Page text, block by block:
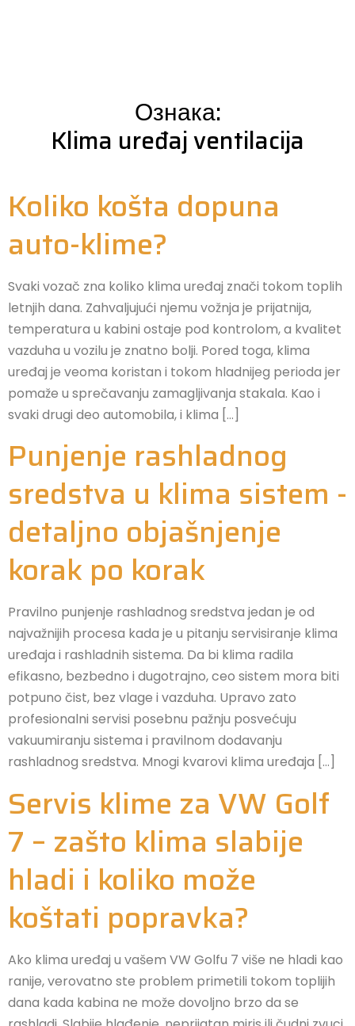
Ознака:
Klima uređaj ventilacija
Koliko košta dopuna
auto-klime?
Svaki vozač zna koliko klima uređaj znači tokom toplih
letnjih dana. Zahvaljujući njemu vožnja je prijatnija,
temperatura u kabini ostaje pod kontrolom, a kvalitet
vazduha u vozilu je znatno bolji. Pored toga, klima
uređaj je veoma koristan i tokom hladnijeg perioda jer
pomaže u sprečavanju zamagljivanja stakala. Kao i
svaki drugi deo automobila, i klima […]
Punjenje rashladnog
sredstva u klima sistem -
detaljno objašnjenje
korak po korak
Pravilno punjenje rashladnog sredstva jedan je od
najvažnijih procesa kada je u pitanju servisiranje klima
uređaja i rashladnih sistema. Da bi klima radila
efikasno, bezbedno i dugotrajno, ceo sistem mora biti
potpuno čist, bez vlage i vazduha. Upravo zato
profesionalni servisi posebnu pažnju posvećuju
vakuumiranju sistema i pravilnom dodavanju
rashladnog sredstva. Mnogi kvarovi klima uređaja […]
Servis klime za VW Golf
7 – zašto klima slabije
hladi i koliko može
koštati popravka?
Ako klima uređaj u vašem VW Golfu 7 više ne hladi kao
ranije, verovatno ste problem primetili tokom toplijih
dana kada kabina ne može dovoljno brzo da se